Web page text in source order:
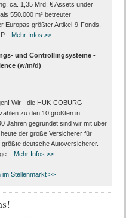
ca. 1,35 Mrd. € Assets under
550.000 m² betreuter
Europas größter Artikel-9-Fonds,
Mehr Infos >>
und Controllingsysteme -
(w/m/d)
Wir - die HUK-COBURG
zu den 10 größten in
Jahren gegründet sind wir mit über
der große Versicherer für
deutsche Autoversicherer.
Mehr Infos >>
Stellenmarkt >>